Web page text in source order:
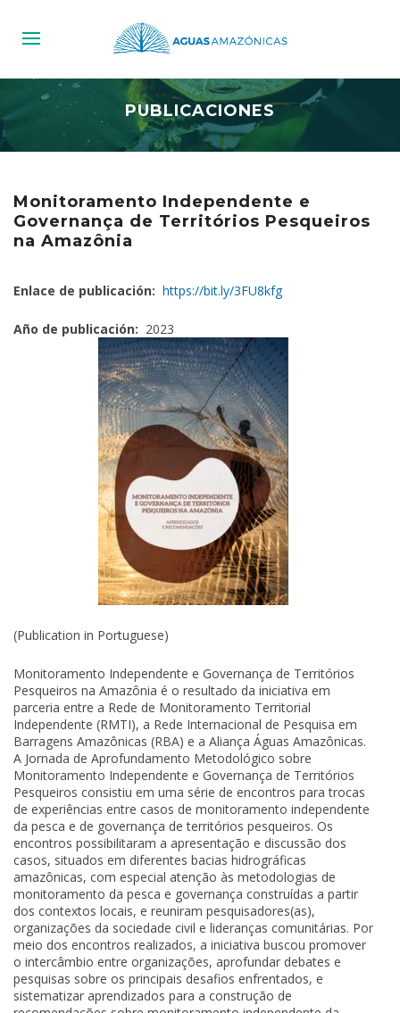
PUBLICACIONES
Monitoramento Independente e
Governança de Territórios Pesqueiros
na Amazônia
Enlace de publicación: https://bit.ly/3FU8kfg
Año de publicación: 2023
(Publication in Portuguese)
Monitoramento Independente e Governança de Territórios
Pesqueiros na Amazônia é o resultado da iniciativa em
parceria entre a Rede de Monitoramento Territorial
Independente (RMTI), a Rede Internacional de Pesquisa em
Barragens Amazônicas (RBA) e a Aliança Águas Amazônicas.
A Jornada de Aprofundamento Metodológico sobre
Monitoramento Independente e Governança de Territórios
Pesqueiros consistiu em uma série de encontros para trocas
de experiências entre casos de monitoramento independente
da pesca e de governança de territórios pesqueiros. Os
encontros possibilitaram a apresentação e discussão dos
casos, situados em diferentes bacias hidrográficas
amazônicas, com especial atenção às metodologias de
monitoramento da pesca e governança construídas a partir
dos contextos locais, e reuniram pesquisadores(as),
organizações da sociedade civil e lideranças comunitárias. Por
meio dos encontros realizados, a iniciativa buscou promover
o intercâmbio entre organizações, aprofundar debates e
pesquisas sobre os principais desafios enfrentados, e
sistematizar aprendizados para a construção de